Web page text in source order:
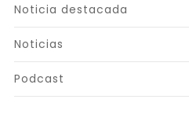
Noticia destacada
Noticias
Podcast